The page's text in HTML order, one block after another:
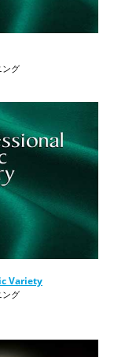
ング
Variety
ング